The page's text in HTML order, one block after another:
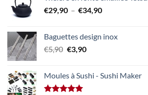
€29,90.€24,90.
€29,90 – €34,90Plage
€29,90
Baguettes design inox
€5,90 Le
était :
€5,90.
€3,90Le
est :
Moules à Sushi - Sushi Maker